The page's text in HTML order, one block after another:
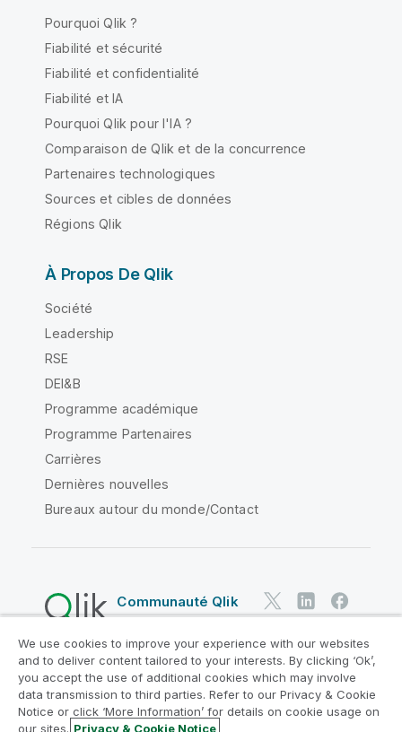
Pourquoi Qlik ?
Fiabilité et sécurité
Fiabilité et confidentialité
Fiabilité et IA
Pourquoi Qlik pour l'IA ?
Comparaison de Qlik et de la concurrence
Partenaires technologiques
Sources et cibles de données
Régions Qlik
À Propos De Qlik
Société
Leadership
RSE
DEI&B
Programme académique
Programme Partenaires
Carrières
Dernières nouvelles
Bureaux autour du monde/Contact
Communauté Qlik
Contrats juridiques
Conditions d'utilisation des produits
Legal Policies
Conditions légales
Conditions d'utilisation
Marques
We use cookies to improve your experience with our websites
and to deliver content tailored to your interests. By clicking ‘Ok’,
you accept the use of additional cookies which may involve
data transmission to third parties. Refer to our Privacy & Cookie
Notice or click ‘More Information’ for details on cookie usage on
our sites. Privacy & Cookie Notice